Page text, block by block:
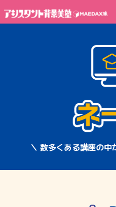
＼ 数多くある講座の中